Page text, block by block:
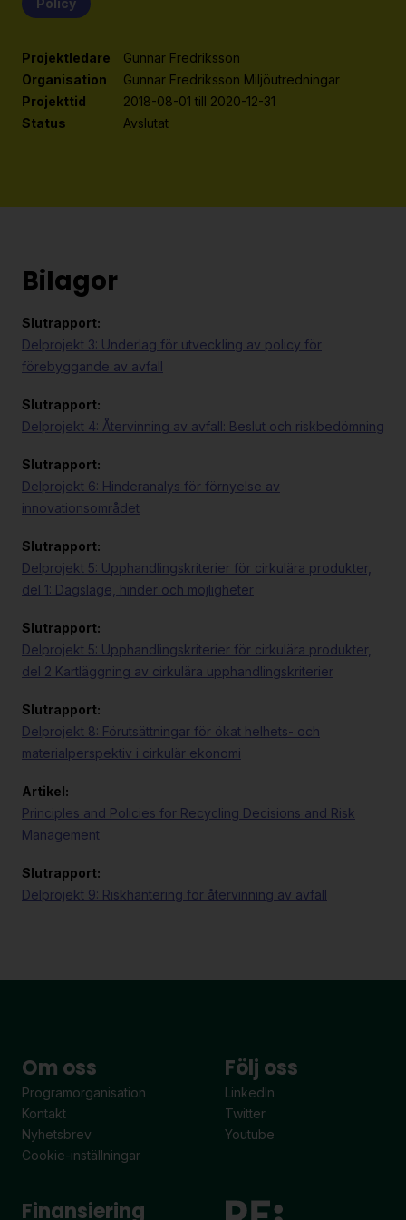
Projektledare
Gunnar Fredriksson
Organisation
Gunnar Fredriksson Miljöutredningar
Projekttid
2018-08-01 till 2020-12-31
Status
Avslutat
Bilagor
Slutrapport:
Delprojekt 3: Underlag för utveckling av policy för
förebyggande av avfall
Slutrapport:
Delprojekt 4: Återvinning av avfall: Beslut och riskbedömning
Slutrapport:
Delprojekt 6: Hinderanalys för förnyelse av
innovationsområdet
Slutrapport:
Delprojekt 5: Upphandlingskriterier för cirkulära produkter,
del 1: Dagsläge, hinder och möjligheter
Slutrapport:
Delprojekt 5: Upphandlingskriterier för cirkulära produkter,
del 2 Kartläggning av cirkulära upphandlingskriterier
Slutrapport:
Delprojekt 8: Förutsättningar för ökat helhets- och
materialperspektiv i cirkulär ekonomi
Artikel:
Principles and Policies for Recycling Decisions and Risk
Management
Slutrapport:
Delprojekt 9: Riskhantering för återvinning av avfall
Om oss
Programorganisation
Kontakt
Nyhetsbrev
Cookie-inställningar
Följ oss
LinkedIn
Twitter
Youtube
Finansiering